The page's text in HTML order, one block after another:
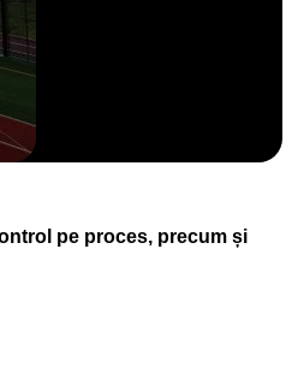
pe proces, precum și